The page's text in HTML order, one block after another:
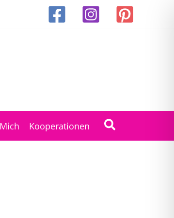
Kooperationen Suchen